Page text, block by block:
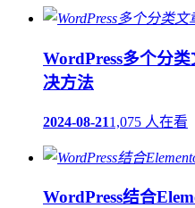
WordPress多个分
决方法
2024-08-211,075 人在看
WordPress结合